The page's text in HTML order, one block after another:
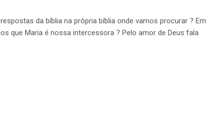
da bíblia na própria bíblia onde vamos procurar ? Em
que Maria é nossa intercessora ? Pelo amor de Deus fala